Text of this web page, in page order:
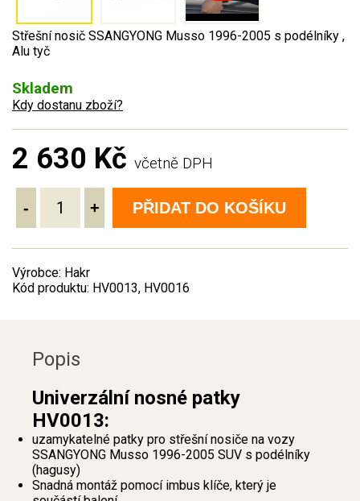
Střešní nosič SSANGYONG Musso 1996-2005 s podélníky ,
Alu tyč
Skladem
Kdy dostanu zboží?
2 630 Kč včetně DPH
- + PŘIDAT DO KOŠÍKU
Výrobce: Hakr
Kód produktu: HV0013, HV0016
Popis
Univerzální nosné patky
HV0013:
uzamykatelné patky pro střešní nosiče na vozy
SSANGYONG Musso 1996-2005 SUV s podélníky
(hagusy)
Snadná montáž pomocí imbus klíče, který je